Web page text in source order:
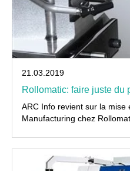
21.03.2019
Rollomatic: faire juste du
ARC Info revient sur la mise
Manufacturing chez